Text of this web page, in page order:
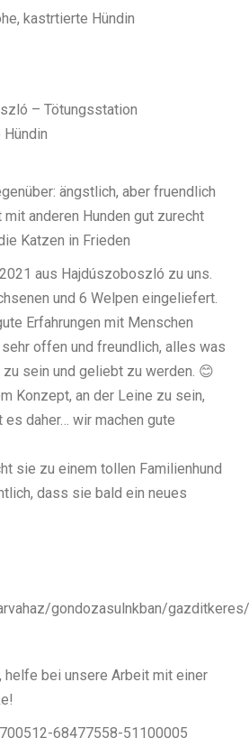
kastrtierte Hündin
– Tötungsstation
ängstlich, aber fruendlich
anderen Hunden gut zurecht
Katzen in Frieden
aus Hajdúszoboszló zu uns.
und 6 Welpen eingeliefert.
Erfahrungen mit Menschen
offen und freundlich, alles was
sein und geliebt zu werden. 😊
Konzept, an der Leine zu sein,
es daher… wir machen gute
sie zu einem tollen Familienhund
dass sie bald ein neues
gondozasulnkban/
helfe bei unsere Arbeit mit einer
68477558-51100005